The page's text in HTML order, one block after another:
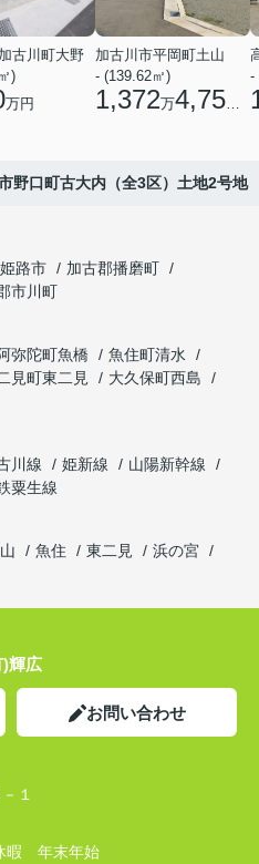
古川町大野
)
万円
加古川市平岡町土山
- (139.62㎡)
1,372万4,750 円
-
野口町古大内（全3区）土地2号地
姫路市
加古郡播磨町
市川町
弥陀町魚橋
魚住町清水
見町東二見
大久保町西島
川線 姫新線
山陽新幹線
粟生線
魚住 東二見
浜の宮
輝広
お問い合わせ
１
暇 年末年始